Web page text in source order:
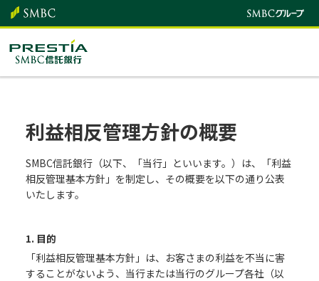
利益相反管理方針の概要
SMBC信託銀行（以下、「当行」といいます。）は、「利益
相反管理基本方針」を制定し、その概要を以下の通り公表
いたします。
1. 目的
「利益相反管理基本方針」は、お客さまの利益を不当に害
することがないよう、当行または当行のグループ各社（以